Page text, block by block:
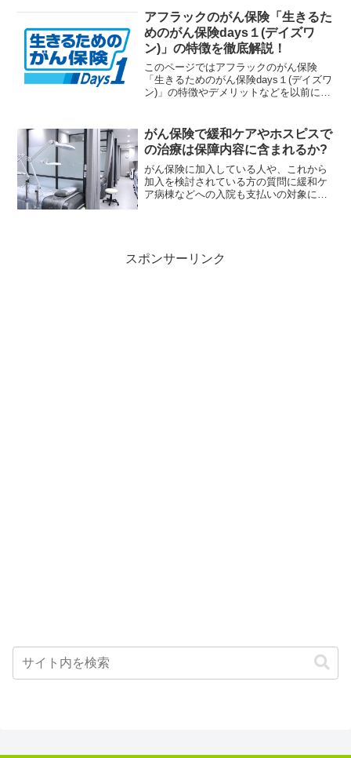
めのがん保険フォルテに加入中の方は過
去に一度見直しをされたと解釈する事も
可能ですが、元のがん保険を補強するオ
プション型のがん保険もリニューアルし
ていますので是非ご確認ください。
アフラックのがん保険「生きるた
めのがん保険days１(デイズワ
ン)」の特徴を徹底解説！
このページではアフラックのがん保険
「生きるためのがん保険days１(デイズワ
ン)」の特徴やデメリットなどを以前に発
す。具体的には診断給付金が2回に分割さ
れ、新たな特約として払込免除特則や緩
和療養特約、外見ケア特約、特別保険料
率に関する特則が追加されています。
がん保険で緩和ケアやホスピスで
の治療は保障内容に含まれるか?
がん保険に加入している人や、これから
加入を検討されている方の質問に緩和ケ
ア病棟などへの入院も支払いの対象にな
スポンサーリンク